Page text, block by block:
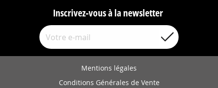
Inscrivez-vous à la newsletter
Mentions légales
Conditions Générales de Vente